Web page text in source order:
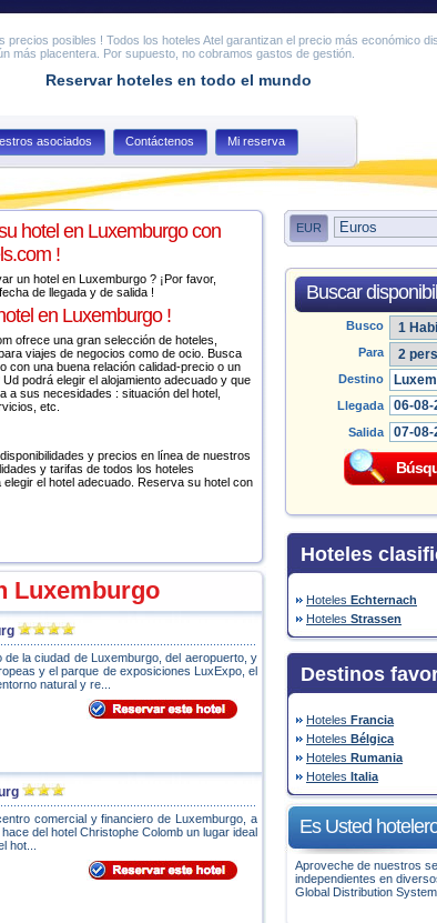
posibles ! Todos los hoteles Atel garantizan el precio más económico
más placentera. Por supuesto, no cobramos gastos de gestión.
Reservar hoteles en todo el mundo
asociados Contáctenos Mi reserva
hotel en Luxemburgo con
!
un hotel en Luxemburgo ? ¡Por favor,
de llegada y de salida !
en Luxemburgo !
ofrece una gran selección de hoteles,
viajes de negocios como de ocio. Busca
con una buena relación calidad-precio o un
Ud podrá elegir el alojamiento adecuado y que
a sus necesidades : situación del hotel,
etc.
y precios en línea de nuestros
y tarifas de todos los hoteles
el hotel adecuado. Reserva su hotel con
Luxemburgo
la ciudad de Luxemburgo, del aeropuerto, y
y el parque de exposiciones LuxExpo, el
natural y re...
comercial y financiero de Luxemburgo, a
del hotel Christophe Colomb un lugar ideal
hot...
EUR
Buscar
Busco
Para
Destino
Llegada
Salida
Hoteles
Hoteles Echternach
Hoteles Strassen
Destinos
Hoteles Francia
Hoteles Bélgica
Hoteles Rumania
Hoteles Italia
Es Usted
Aproveche de nuestros
independientes en
Global Distribution